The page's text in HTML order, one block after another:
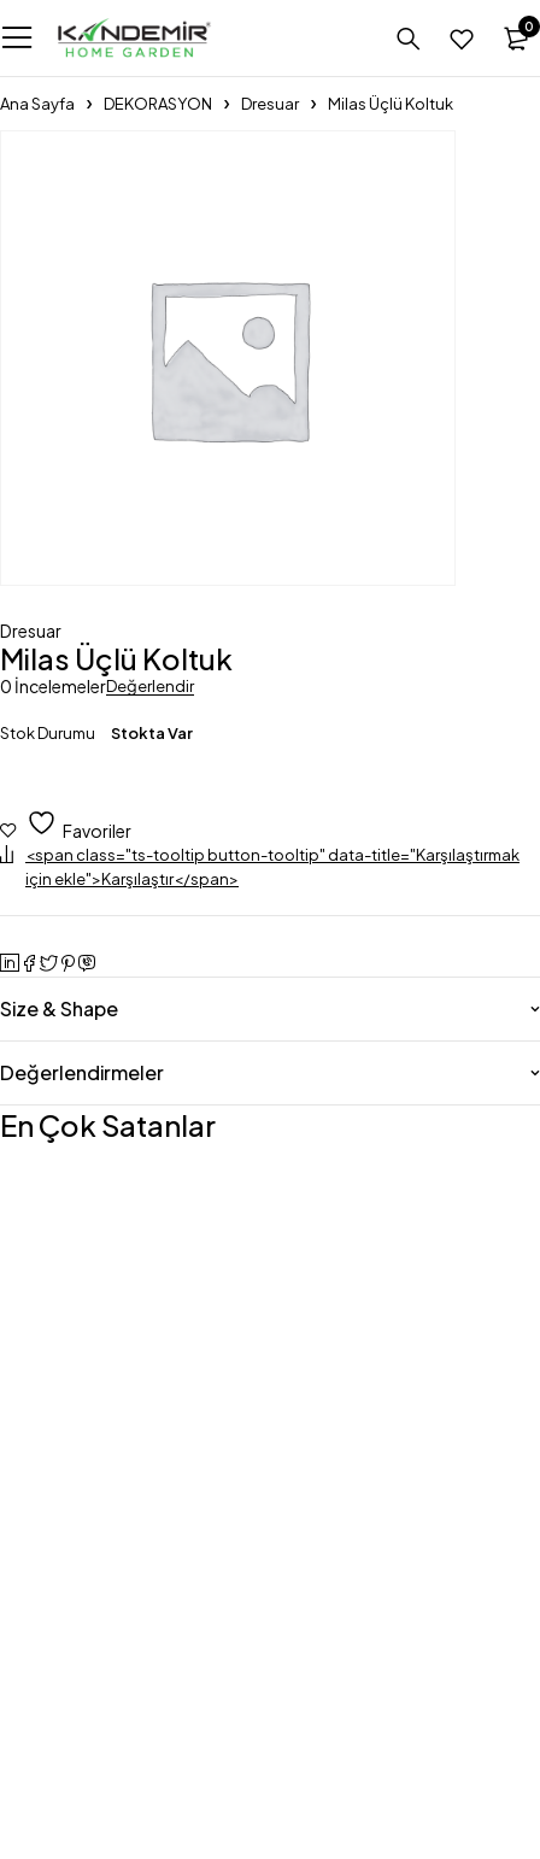
0
Ana Sayfa DEKORASYON Dresuar Milas Üçlü Koltuk
Dresuar
Milas Üçlü Koltuk
0 İncelemelerDeğerlendir
Stok Durumu Stokta Var
Favoriler
<span class="ts-tooltip button-tooltip" data-title="Karşılaştırmak
için ekle">Karşılaştır</span>
Size & Shape
Değerlendirmeler
En Çok Satanlar